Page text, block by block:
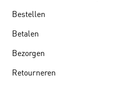
Bestellen
Betalen
Bezorgen
Retourneren